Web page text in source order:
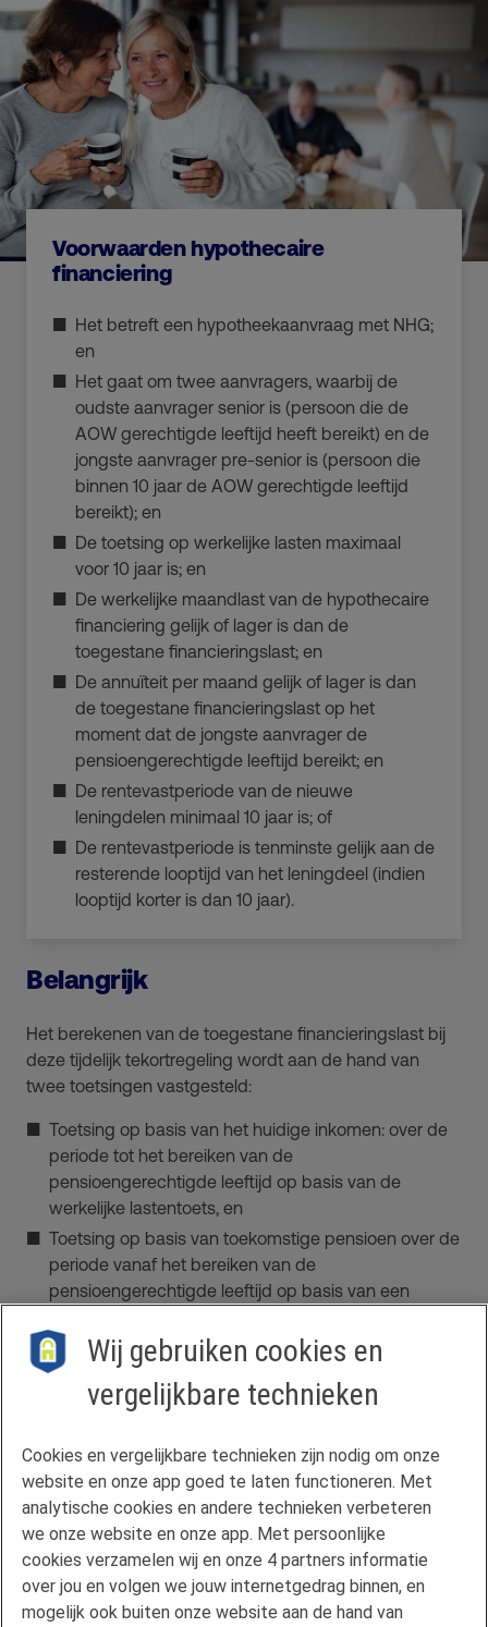
Voorwaarden hypothecaire
financiering
Het betreft een hypotheekaanvraag met NHG;
en
Het gaat om twee aanvragers, waarbij de
oudste aanvrager senior is (persoon die de
AOW gerechtigde leeftijd heeft bereikt) en de
jongste aanvrager pre-senior is (persoon die
binnen 10 jaar de AOW gerechtigde leeftijd
bereikt); en
De toetsing op werkelijke lasten maximaal
voor 10 jaar is; en
De werkelijke maandlast van de hypothecaire
financiering gelijk of lager is dan de
toegestane financieringslast; en
De annuïteit per maand gelijk of lager is dan
de toegestane financieringslast op het
moment dat de jongste aanvrager de
pensioengerechtigde leeftijd bereikt; en
De rentevastperiode van de nieuwe
leningdelen minimaal 10 jaar is; of
De rentevastperiode is tenminste gelijk aan de
resterende looptijd van het leningdeel (indien
looptijd korter is dan 10 jaar).
Belangrijk
Het berekenen van de toegestane financieringslast bij
deze tijdelijk tekortregeling wordt aan de hand van
twee toetsingen vastgesteld:
Toetsing op basis van het huidige inkomen: over de
periode tot het bereiken van de
pensioengerechtigde leeftijd op basis van de
werkelijke lastentoets, en
Toetsing op basis van toekomstige pensioen over de
periode vanaf het bereiken van de
pensioengerechtigde leeftijd op basis van een
Veelgestelde vragen
Klachtenregeling
Privacyverklaring
Disclaimer
Gebruikersvoorwaarden FAN
Wij gebruiken cookies en
vergelijkbare technieken
Cookies en vergelijkbare technieken zijn nodig om onze
website en onze app goed te laten functioneren. Met
analytische cookies en andere technieken verbeteren
we onze website en onze app. Met persoonlijke
cookies verzamelen wij en onze 4 partners informatie
over jou en volgen we jouw internetgedrag binnen, en
mogelijk ook buiten onze website aan de hand van